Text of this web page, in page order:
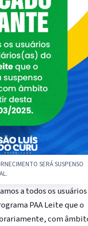
SERÁ SUSPENSO
a todos os usuários
PAA Leite que o
com